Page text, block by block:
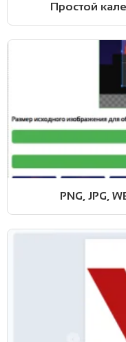
Простой
PNG, JPG,